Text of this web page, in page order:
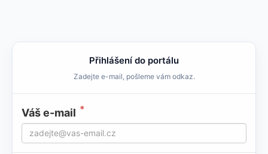
Přihlášení do portálu
Zadejte e-mail, pošleme vám odkaz.
Váš e-mail